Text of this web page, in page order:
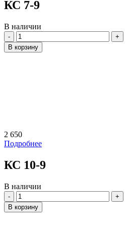
КС 7-9
В наличии
Количество
В корзину
2 650
Подробнее
КС 10-9
В наличии
Количество
В корзину